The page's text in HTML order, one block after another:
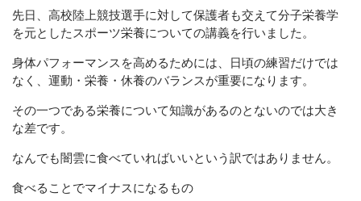
24時間受付中
お電話での受付
080-5276-4309
不定休
先日、高校陸上競技選手に対して保護者も交えて分子栄養学
を元としたスポーツ栄養についての講義を行いました。
身体パフォーマンスを高めるためには、日頃の練習だけでは
なく、運動・栄養・休養のバランスが重要になります。
その一つである栄養について知識があるのとないのでは大き
な差です。
なんでも闇雲に食べていればいいという訳ではありません。
食べることでマイナスになるもの